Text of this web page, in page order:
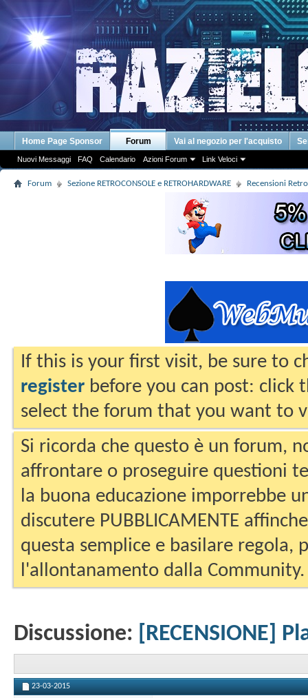
Home Page Sponsor Forum
Nuovi Messaggi FAQ Calendario Azioni Forum Link Veloci
Vai al negozio per l'acquisto
Forum Sezione RETROCONSOLE e RETROHARDWARE Recensioni
If this is your first visit, be sure to
register before you can post: click
select the forum that you want to
Si ricorda che questo è un forum,
affrontare o proseguire questioni
la buona educazione imporrebbe
discutere PUBBLICAMENTE
questa semplice e basilare regola,
l'allontanamento dalla Community.
Discussione: [RECENSIONE]
23-03-2015